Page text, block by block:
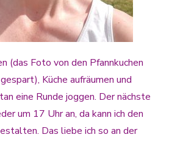
(das Foto von den Pfannkuchen
Küche aufräumen und
eine Runde joggen. Der nächste
um 17 Uhr an, da kann ich den
Das liebe ich so an der